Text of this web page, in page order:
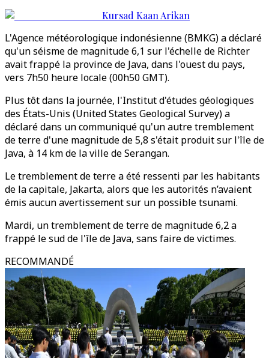
Kursad Kaan Arikan
L'Agence météorologique indonésienne (BMKG) a déclaré
qu'un séisme de magnitude 6,1 sur l'échelle de Richter
avait frappé la province de Java, dans l'ouest du pays,
vers 7h50 heure locale (00h50 GMT).
Plus tôt dans la journée, l'Institut d'études géologiques
des États-Unis (United States Geological Survey) a
déclaré dans un communiqué qu'un autre tremblement
de terre d'une magnitude de 5,8 s'était produit sur l'île de
Java, à 14 km de la ville de Serangan.
Le tremblement de terre a été ressenti par les habitants
de la capitale, Jakarta, alors que les autorités n’avaient
émis aucun avertissement sur un possible tsunami.
Mardi, un tremblement de terre de magnitude 6,2 a
frappé le sud de l'île de Java, sans faire de victimes.
RECOMMANDÉ